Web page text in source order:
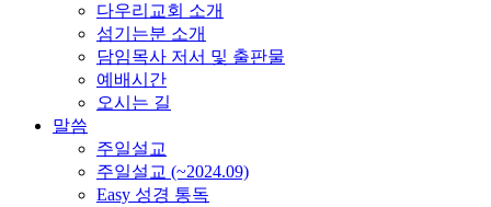
다우리교회 소개
섬기는분 소개
담임목사 저서 및 출판물
예배시간
오시는 길
말씀
주일설교
주일설교 (~2024.09)
Easy 성경 통독